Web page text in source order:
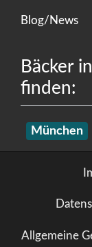
Blog/News
Bäcker
finden:
München
Allgemeine